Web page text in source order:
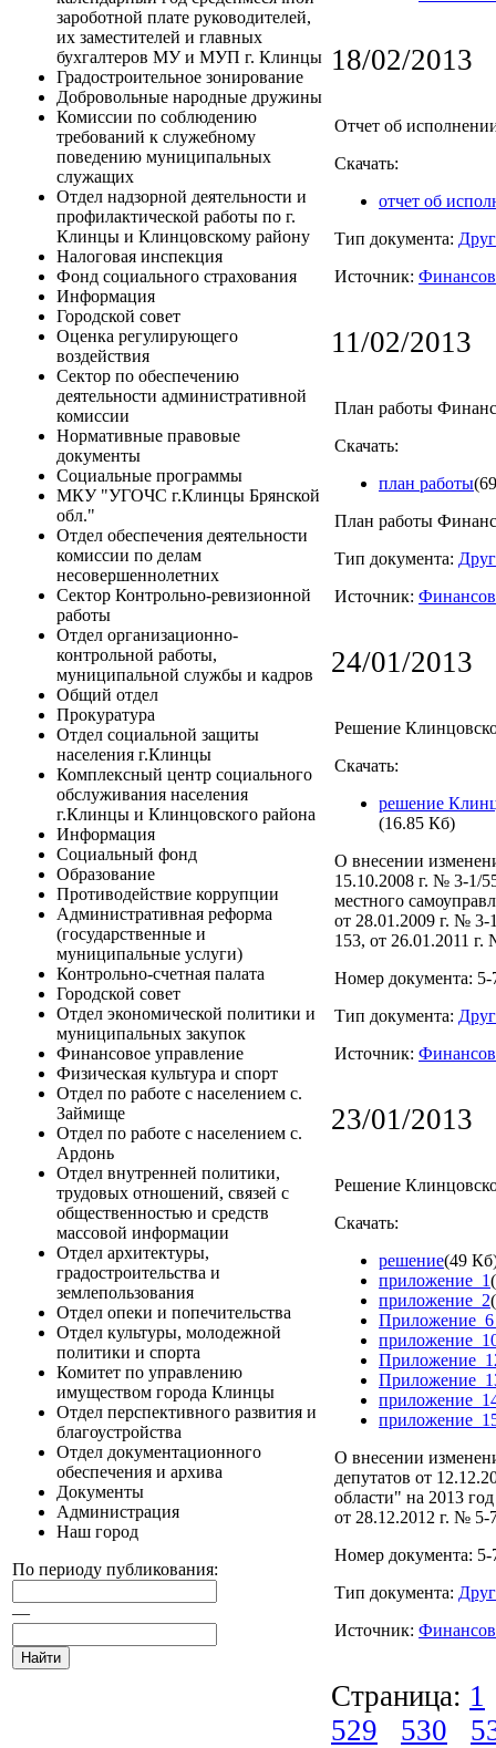
зароботной плате руководителей,
их заместителей и главных
бухгалтеров МУ и МУП г. Клинцы
Градостроительное зонирование
Добровольные народные дружины
Комиссии по соблюдению
требований к служебному
поведению муниципальных
служащих
Отдел надзорной деятельности и
профилактической работы по г.
Клинцы и Клинцовскому району
Налоговая инспекция
Фонд социального страхования
Информация
Городской совет
Оценка регулирующего
воздействия
Сектор по обеспечению
деятельности административной
комиссии
Нормативные правовые
документы
Социальные программы
МКУ "УГОЧС г.Клинцы Брянской
обл."
Отдел обеспечения деятельности
комиссии по делам
несовершеннолетних
Сектор Контрольно-ревизионной
работы
Отдел организационно-
контрольной работы,
муниципальной службы и кадров
Общий отдел
Прокуратура
Отдел социальной защиты
населения г.Клинцы
Комплексный центр социального
обслуживания населения
г.Клинцы и Клинцовского района
Информация
Социальный фонд
Образование
Противодействие коррупции
Административная реформа
(государственные и
муниципальные услуги)
Контрольно-счетная палата
Городской совет
Отдел экономической политики и
муниципальных закупок
Финансовое управление
Физическая культура и спорт
Отдел по работе с населением с.
Займище
Отдел по работе с населением с.
Ардонь
Отдел внутренней политики,
трудовых отношений, связей с
общественностью и средств
массовой информации
Отдел архитектуры,
градостроительства и
землепользования
Отдел опеки и попечительства
Отдел культуры, молодежной
политики и спорта
Комитет по управлению
имуществом города Клинцы
Отдел перспективного развития и
благоустройства
Отдел документационного
обеспечения и архива
Документы
Администрация
Наш город
По периоду публикования:
—
18/02/2013
Отчет об
Скачать:
отчет об
Тип документа:
Источник:
11/02/2013
План работы
Скачать:
план работы
План работы
Тип документа:
Источник:
24/01/2013
Решение
Скачать:
решение
(16.85 Кб)
О внесении
15.10.2008 г. № 3-1/
местного
от 28.01.2009 г. № 3-
153, от 26.01.2011 г.
Номер документа: 5-
Тип документа:
Источник:
23/01/2013
Решение
Скачать:
решение(49
приложение_1
приложение_2
О внесении
депутатов от
области" на 2013
от 28.12.2012 г. № 5-
Номер документа: 5-
Тип документа:
Источник:
Страница: 1
529
530